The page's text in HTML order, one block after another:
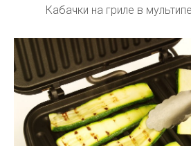
Кабачки на гриле в